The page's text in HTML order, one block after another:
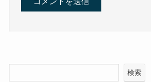
検索